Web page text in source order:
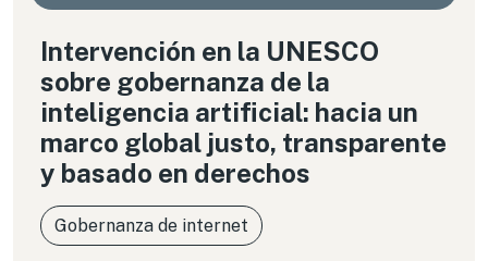
Intervención en la UNESCO
sobre gobernanza de la
inteligencia artificial: hacia un
marco global justo, transparente
y basado en derechos
Gobernanza de internet